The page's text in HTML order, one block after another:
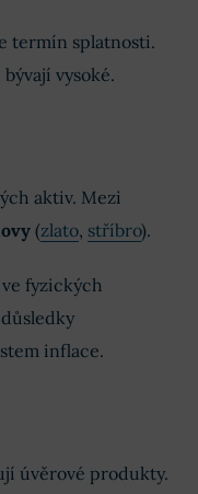
termín splatnosti.
vysoké.
aktiv. Mezi
(zlato, stříbro).
fyzických
inflace.
úvěrové produkty.